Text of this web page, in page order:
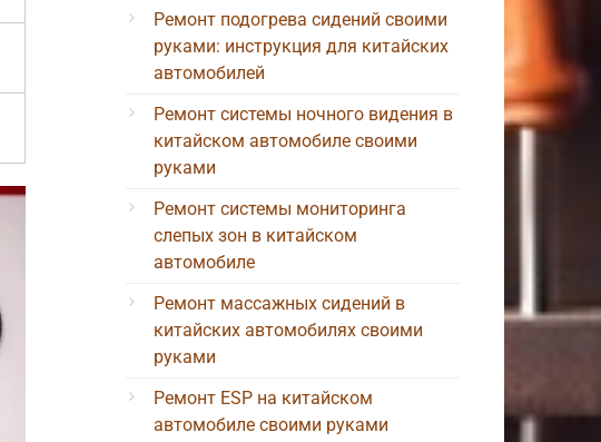
Ремонт подогрева сидений своими
руками: инструкция для китайских
автомобилей
Ремонт системы ночного видения в
китайском автомобиле своими
руками
Ремонт системы мониторинга
слепых зон в китайском
автомобиле
Ремонт массажных сидений в
китайских автомобилях своими
руками
Ремонт ESP на китайском
автомобиле своими руками